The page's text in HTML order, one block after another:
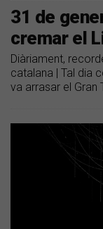
31 de
cremar el
Diàriament,
catalana | Tal dia
va arrasar el Gran